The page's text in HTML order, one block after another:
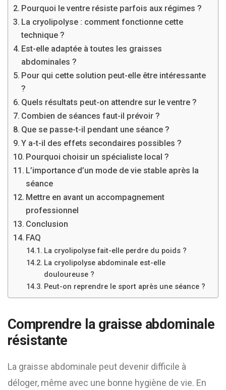
Pourquoi le ventre résiste parfois aux régimes ?
La cryolipolyse : comment fonctionne cette
technique ?
Est-elle adaptée à toutes les graisses
abdominales ?
Pour qui cette solution peut-elle être intéressante
?
Quels résultats peut-on attendre sur le ventre ?
Combien de séances faut-il prévoir ?
Que se passe-t-il pendant une séance ?
Y a-t-il des effets secondaires possibles ?
Pourquoi choisir un spécialiste local ?
L’importance d’un mode de vie stable après la
séance
Mettre en avant un accompagnement
professionnel
Conclusion
FAQ
La cryolipolyse fait-elle perdre du poids ?
La cryolipolyse abdominale est-elle
douloureuse ?
Peut-on reprendre le sport après une séance ?
Comprendre la graisse abdominale
résistante
La graisse abdominale peut devenir difficile à
déloger, même avec une bonne hygiène de vie. En